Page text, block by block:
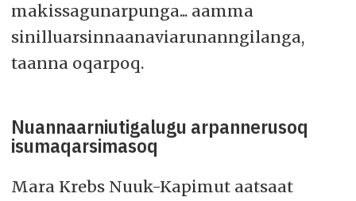
makissagunarpunga... aamma
sinilluarsinnaanaviarunanngilanga,
taanna oqarpoq.
Nuannaarniutigalugu arpannerusoq
isumaqarsimasoq
Mara Krebs Nuuk-Kapimut aatsaat